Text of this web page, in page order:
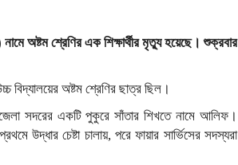
অষ্টম শ্রেণির এক শিক্ষার্থীর মৃত্যু হয়েছে। শুক্রবার
বিদ্যালয়ের অষ্টম শ্রেণির ছাত্র ছিল।
সদরের একটি পুকুরে সাঁতার শিখতে নামে আলিফ।
উদ্ধার চেষ্টা চালায়, পরে ফায়ার সার্ভিসের সদস্যরা